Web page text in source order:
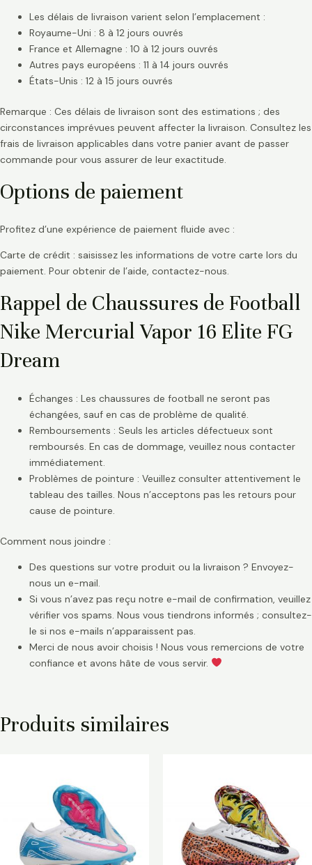
Les délais de livraison varient selon l’emplacement :
Royaume-Uni : 8 à 12 jours ouvrés
France et Allemagne : 10 à 12 jours ouvrés
Autres pays européens : 11 à 14 jours ouvrés
États-Unis : 12 à 15 jours ouvrés
Remarque : Ces délais de livraison sont des estimations ; des
circonstances imprévues peuvent affecter la livraison. Consultez les
frais de livraison applicables dans votre panier avant de passer
commande pour vous assurer de leur exactitude.
Options de paiement
Profitez d’une expérience de paiement fluide avec :
Carte de crédit : saisissez les informations de votre carte lors du
paiement. Pour obtenir de l’aide, contactez-nous.
Rappel de Chaussures de Football
Nike Mercurial Vapor 16 Elite FG
Dream
Échanges : Les chaussures de football ne seront pas
échangées, sauf en cas de problème de qualité.
Remboursements : Seuls les articles défectueux sont
remboursés. En cas de dommage, veuillez nous contacter
immédiatement.
Problèmes de pointure : Veuillez consulter attentivement le
tableau des tailles. Nous n’acceptons pas les retours pour
cause de pointure.
Comment nous joindre :
Des questions sur votre produit ou la livraison ? Envoyez-
nous un e-mail.
Si vous n’avez pas reçu notre e-mail de confirmation, veuillez
vérifier vos spams. Nous vous tiendrons informés ; consultez-
le si nos e-mails n’apparaissent pas.
Merci de nous avoir choisis ! Nous vous remercions de votre
confiance et avons hâte de vous servir.
Produits similaires